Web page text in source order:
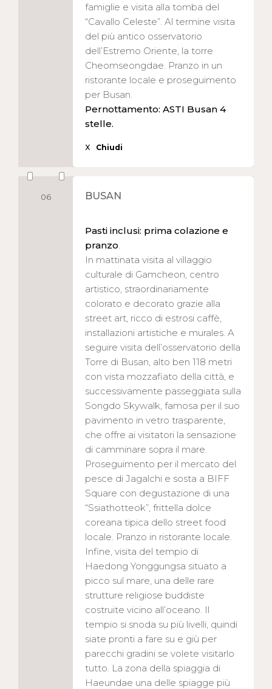
famiglie e visita alla tomba del
“Cavallo Celeste”. Al termine visita
del più antico osservatorio
dell’Estremo Oriente, la torre
Cheomseongdae. Pranzo in un
ristorante locale e proseguimento
per Busan.
Pernottamento: ASTI Busan 4
stelle.
X Chiudi
06 BUSAN
Pasti inclusi: prima colazione e
pranzo
In mattinata visita al villaggio
culturale di Gamcheon, centro
artistico, straordinariamente
colorato e decorato grazie alla
street art, ricco di estrosi caffè,
installazioni artistiche e murales. A
seguire visita dell’osservatorio della
Torre di Busan, alto ben 118 metri
con vista mozzafiato della città, e
successivamente passeggiata sulla
Songdo Skywalk, famosa per il suo
pavimento in vetro trasparente,
che offre ai visitatori la sensazione
di camminare sopra il mare.
Proseguimento per il mercato del
pesce di Jagalchi e sosta a BIFF
Square con degustazione di una
“Ssiathotteok”, frittella dolce
coreana tipica dello street food
locale. Pranzo in ristorante locale.
Infine, visita del tempio di
Haedong Yonggungsa situato a
picco sul mare, una delle rare
strutture religiose buddiste
costruite vicino all’oceano. Il
tempio si snoda su più livelli, quindi
siate pronti a fare su e giù per
parecchi gradini se volete visitarlo
tutto. La zona della spiaggia di
Haeundae una delle spiagge più